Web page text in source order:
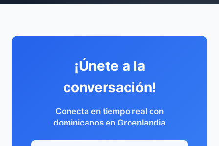
¡Únete a la
conversación!
Conecta en tiempo real con
dominicanos en Groenlandia